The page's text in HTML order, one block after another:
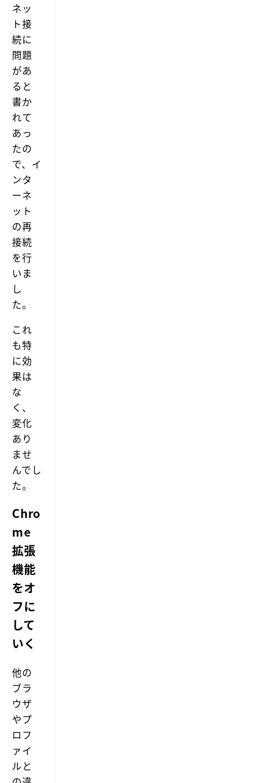
ネッ
ト接
続に
問題
があ
ると
書か
れて
あっ
たの
で、イ
ンタ
ーネ
ット
の再
接続
を行
いま
し
た。
これ
も特
に効
果は
な
く、
変化
あり
ませ
んでし
た。
Chro
me
拡張
機能
をオ
フに
して
いく
他の
ブラ
ウザ
やプ
ロフ
ァイ
ルと